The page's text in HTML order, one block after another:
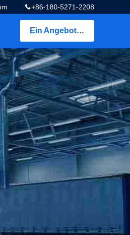
+86-180-5271-2208
Ein Angebot bekommen